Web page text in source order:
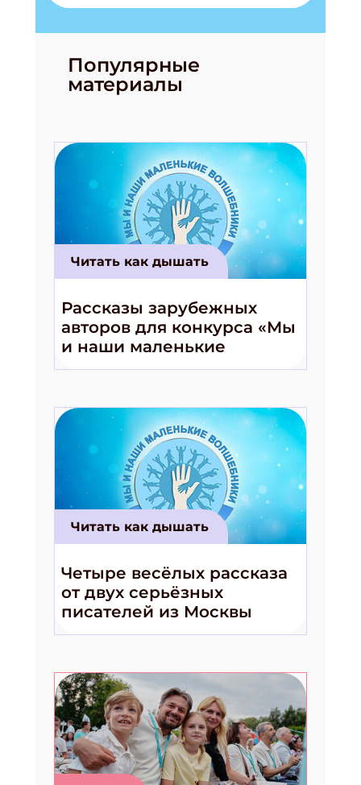
Популярные
материалы
Читать как дышать
Рассказы зарубежных
авторов для конкурса «Мы
и наши маленькие
волшебники!»
Читать как дышать
Четыре весёлых рассказа
от двух серьёзных
писателей из Москвы